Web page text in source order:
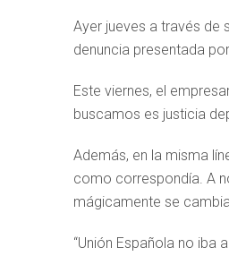
Ayer jueves a través de
denuncia presentada
Este viernes, el
buscamos es justicia
Además, en la misma
como correspondía. A
mágicamente se
“Unión Española no iba